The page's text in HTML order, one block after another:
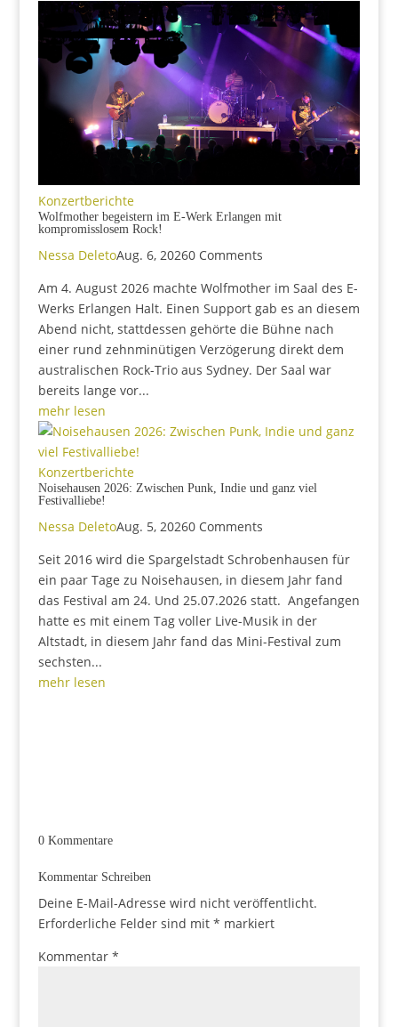
Konzertberichte
Wolfmother begeistern im E-Werk Erlangen mit
kompromisslosem Rock!
Nessa DeletoAug. 6, 20260 Comments
Am 4. August 2026 machte Wolfmother im Saal des E-
Werks Erlangen Halt. Einen Support gab es an diesem
Abend nicht, stattdessen gehörte die Bühne nach
einer rund zehnminütigen Verzögerung direkt dem
australischen Rock-Trio aus Sydney. Der Saal war
bereits lange vor...
mehr lesen
Konzertberichte
Noisehausen 2026: Zwischen Punk, Indie und ganz viel
Festivalliebe!
Nessa DeletoAug. 5, 20260 Comments
Seit 2016 wird die Spargelstadt Schrobenhausen für
ein paar Tage zu Noisehausen, in diesem Jahr fand
das Festival am 24. Und 25.07.2026 statt. Angefangen
hatte es mit einem Tag voller Live-Musik in der
Altstadt, in diesem Jahr fand das Mini-Festival zum
sechsten...
mehr lesen
0 Kommentare
Kommentar Schreiben
Deine E-Mail-Adresse wird nicht veröffentlicht.
Erforderliche Felder sind mit * markiert
Kommentar *